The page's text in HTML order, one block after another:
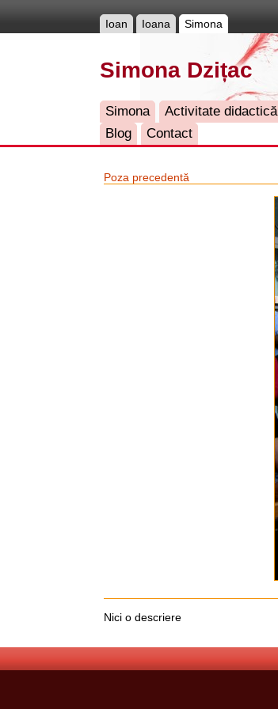
Ioan Ioana Simona
Simona Dzițac
Simona Activitate didactică
Blog
Contact
Poza precedentă
Nici o descriere